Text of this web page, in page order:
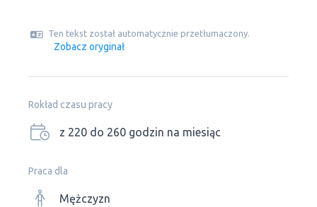
Ten tekst został automatycznie przetłumaczony.
Zobacz oryginał
Rokład czasu pracy
z 220 do 260 godzin na miesiąc
Praca dla
Mężczyzn